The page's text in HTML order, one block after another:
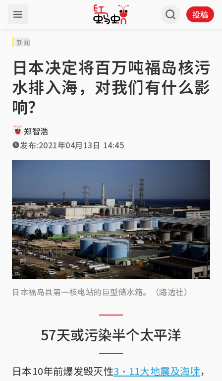
投稿
新闻
日本决定将百万吨福岛核污
水排入海，对我们有什么影
响？
郑智浩
发布:2021年04月13日 14:45
日本福岛县第一核电站的巨型储水箱。（路透社）
57天或污染半个太平洋
日本10年前爆发毁灭性3·11大地震及海啸，